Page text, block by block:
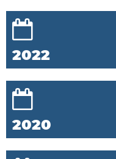
2022
2020